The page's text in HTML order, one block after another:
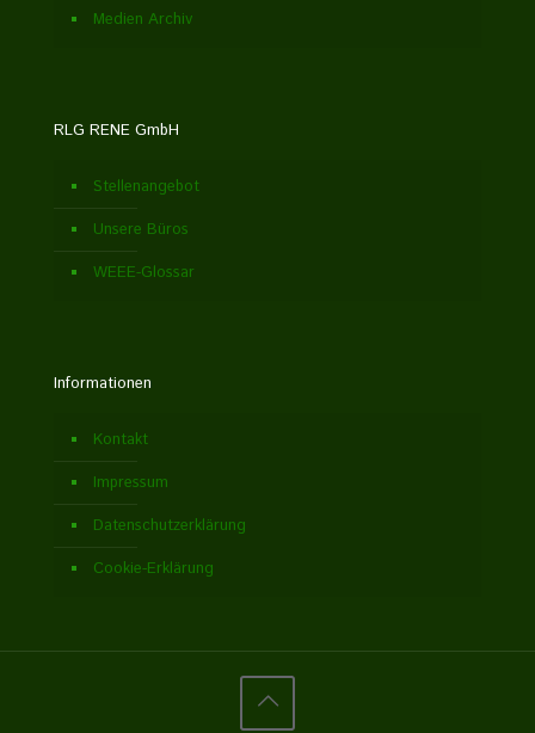
Medien Archiv
RLG RENE GmbH
Stellenangebot
Unsere Büros
WEEE-Glossar
Informationen
Kontakt
Impressum
Datenschutzerklärung
Cookie-Erklärung